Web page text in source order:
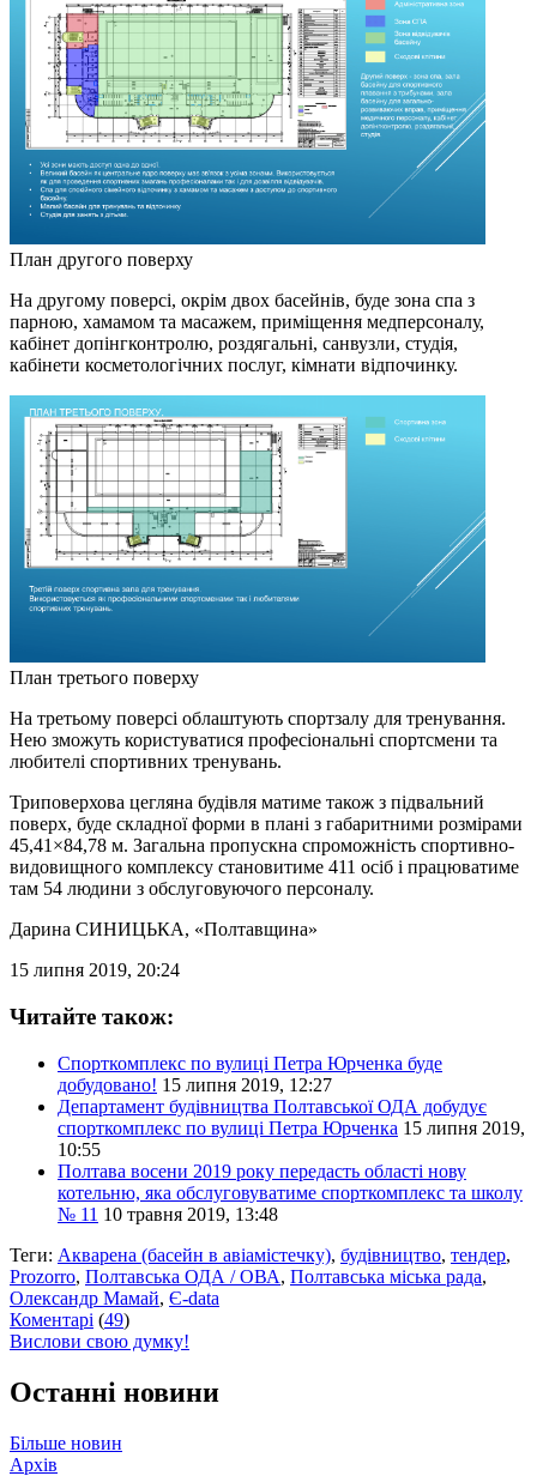
План другого поверху
На другому поверсі, окрім двох басейнів, буде зона спа з
парною, хамамом та масажем, приміщення медперсоналу,
кабінет допінгконтролю, роздягальні, санвузли, студія,
кабінети косметологічних послуг, кімнати відпочинку.
План третього поверху
На третьому поверсі облаштують спортзалу для тренування.
Нею зможуть користуватися професіональні спортсмени та
любителі спортивних тренувань.
Триповерхова цегляна будівля матиме також з підвальний
поверх, буде складної форми в плані з габаритними розмірами
45,41×84,78 м. Загальна пропускна спроможність спортивно-
видовищного комплексу становитиме 411 осіб і працюватиме
там 54 людини з обслуговуючого персоналу.
Дарина СИНИЦЬКА, «Полтавщина»
15 липня 2019, 20:24
Читайте також:
Спорткомплекс по вулиці Петра Юрченка буде
добудовано! 15 липня 2019, 12:27
Департамент будівництва Полтавської ОДА добудує
спорткомплекс по вулиці Петра Юрченка 15 липня 2019,
10:55
Полтава восени 2019 року передасть області нову
котельню, яка обслуговуватиме спорткомплекс та школу
№ 11 10 травня 2019, 13:48
Теги: Акварена (басейн в авіамістечку), будівництво, тендер,
Prozorro, Полтавська ОДА / ОВА, Полтавська міська рада,
Олександр Мамай, Є-data
Коментарі (49)
Вислови свою думку!
Останні новини
Більше новин
Архів